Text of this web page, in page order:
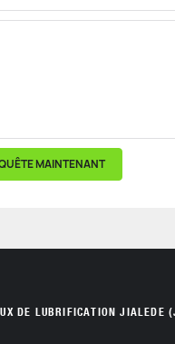
MAINTENANT
DE LUBRIFICATION JIALEDE